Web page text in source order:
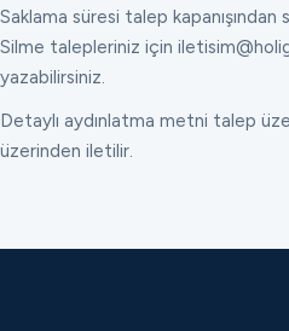
Saklama süresi talep kapanışından
Silme talepleriniz için
yazabilirsiniz.
Detaylı aydınlatma metni talep
üzerinden iletilir.